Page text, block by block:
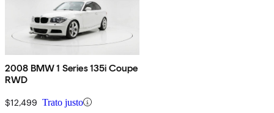
2008 BMW 1 Series 135i Coupe
RWD
$12,499 Trato justo